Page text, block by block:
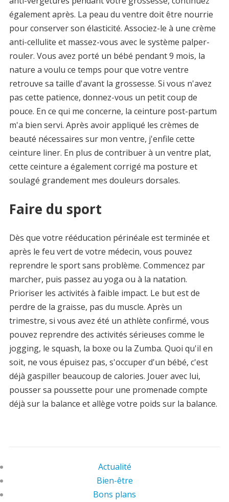
également après. La peau du ventre doit être nourrie
pour conserver son élasticité. Associez-le à une crème
anti-cellulite et massez-vous avec le système palper-
rouler. Vous avez porté un bébé pendant 9 mois, la
nature a voulu ce temps pour que votre ventre
retrouve sa taille d'avant la grossesse. Si vous n'avez
pas cette patience, donnez-vous un petit coup de
pouce. En ce qui me concerne, la ceinture post-partum
m'a bien servi. Après avoir appliqué les crèmes de
beauté nécessaires sur mon ventre, j'enfile cette
ceinture liner. En plus de contribuer à un ventre plat,
cette ceinture a également corrigé ma posture et
soulagé grandement mes douleurs dorsales.
Faire du sport
Dès que votre rééducation périnéale est terminée et
après le feu vert de votre médecin, vous pouvez
reprendre le sport sans problème. Commencez par
marcher, puis passez au yoga ou à la natation.
Prioriser les activités à faible impact. Le but est de
perdre de la graisse, pas du muscle. Après un
trimestre, si vous avez été un athlète confirmé, vous
pouvez reprendre des activités sérieuses comme le
jogging, le squash, la boxe ou la Zumba. Quoi qu'il en
soit, ne vous épuisez pas, s'occuper d'un bébé, c'est
déjà gaspiller beaucoup de calories. Jouer avec lui,
pousser sa poussette pour une promenade compte
déjà sur la balance et allège votre poids sur la balance.
Actualité
Bien-être
Bons plans